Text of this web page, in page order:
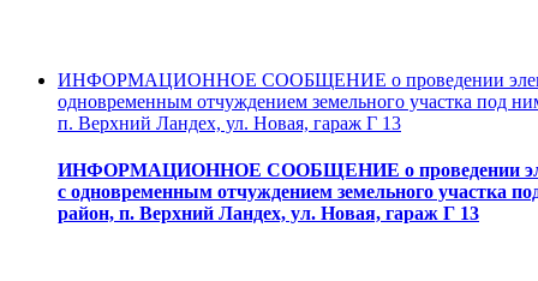
ИНФОРМАЦИОННОЕ СООБЩЕНИЕ о проведении
одновременным отчуждением земельного участка под
п. Верхний Ландех, ул. Новая, гараж Г 13
ИНФОРМАЦИОННОЕ СООБЩЕНИЕ о проведении
с одновременным отчуждением земельного участка
район, п. Верхний Ландех, ул. Новая, гараж Г 13